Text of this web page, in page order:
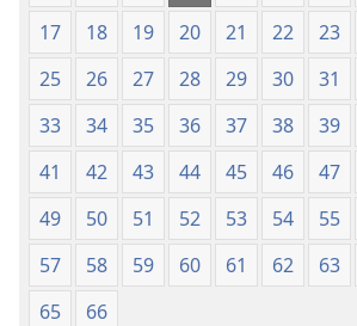
de 1987)de 1987)
17
18 19 20 21 22 23
25
26 27 28 29 30 31
33
34 35 36 37 38 39
41
42 43 44 45 46 47
49
50 51 52 53 54 55
57
58 59 60 61 62 63
65
66